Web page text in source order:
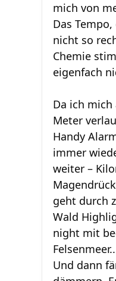
mich von
Das
nicht so
Chemie
eigenfach
Da ich
Meter
Handy
immer
weiter –
geht durch
Wald
night mit
Und dann